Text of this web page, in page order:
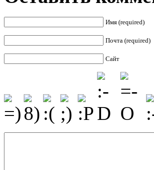
Имя (required)
Почта (required)
Сайт